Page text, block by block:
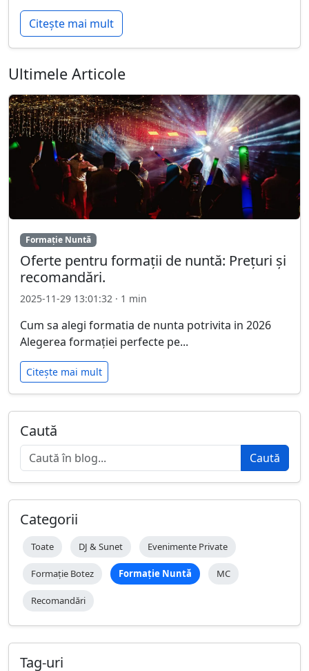
Citește mai mult
Ultimele Articole
Formație Nuntă
Oferte pentru formații de nuntă: Prețuri și
recomandări.
2025-11-29 13:01:32 · 1 min
Cum sa alegi formatia de nunta potrivita in 2026
Alegerea formației perfecte pe...
Citește mai mult
Caută
Caută
Categorii
Toate DJ & Sunet Evenimente Private
Formație Botez Formație Nuntă MC
Recomandări
Tag-uri